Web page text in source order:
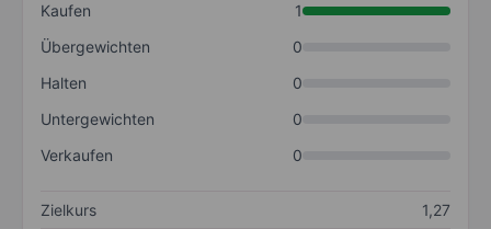
Kaufen
1
Übergewichten
0
Halten
0
Untergewichten
0
Verkaufen
0
Zielkurs
1,27